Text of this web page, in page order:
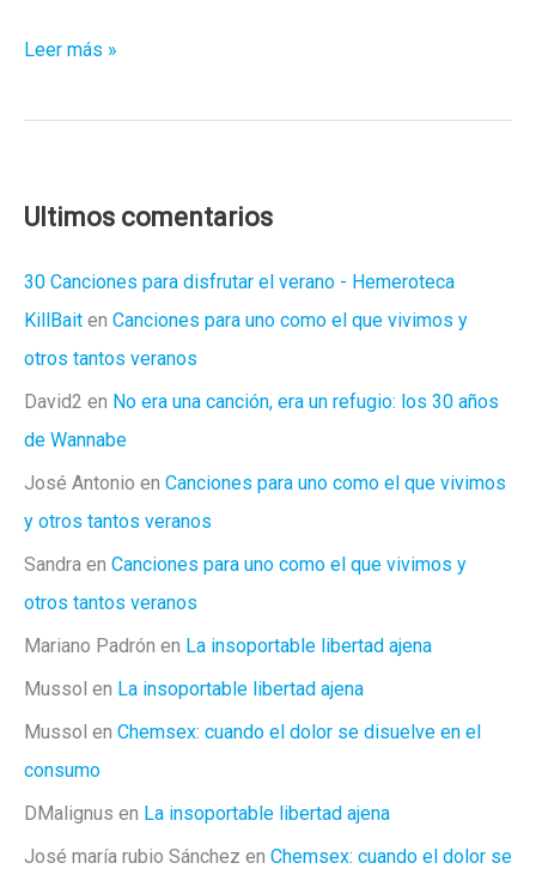
Lo
Leer más »
Ultimos comentarios
30 Canciones para disfrutar el verano - Hemeroteca
KillBait en Canciones para uno como el que vivimos y
otros tantos veranos
David2 en No era una canción, era un refugio: los 30 años
de Wannabe
José Antonio en Canciones para uno como el que vivimos
y otros tantos veranos
Sandra en Canciones para uno como el que vivimos y
otros tantos veranos
Mariano Padrón en La insoportable libertad ajena
Mussol en La insoportable libertad ajena
Mussol en Chemsex: cuando el dolor se disuelve en el
consumo
DMalignus en La insoportable libertad ajena
José maría rubio Sánchez en Chemsex: cuando el dolor se